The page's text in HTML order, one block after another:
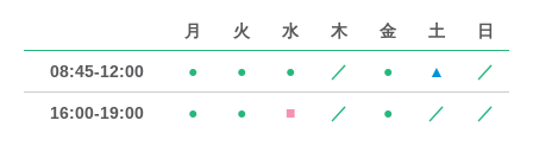
月 火 水 木 金 土 日
08:45-12:00 ● ● ● ／ ● ▲ ／
16:00-19:00 ● ● ■ ／ ● ／ ／